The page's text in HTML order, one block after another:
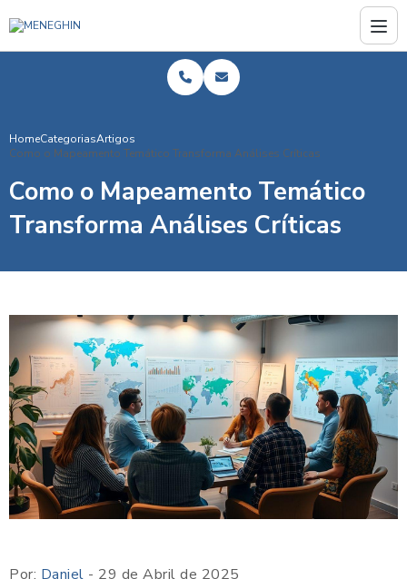
HomeCategoriasArtigos
Como o Mapeamento Temático Transforma Análises Críticas
Como o Mapeamento Temático
Transforma Análises Críticas
Por: Daniel - 29 de Abril de 2025